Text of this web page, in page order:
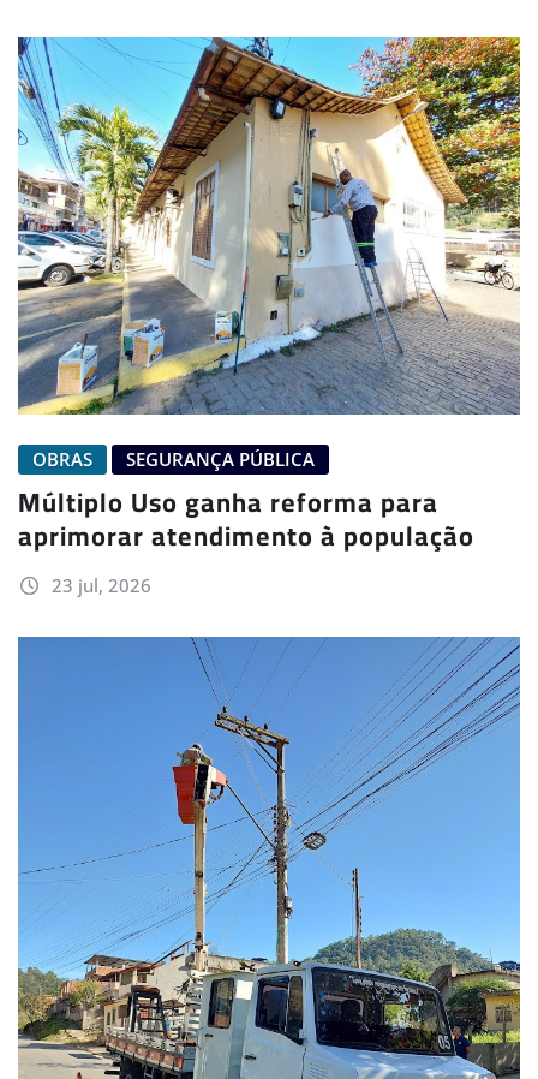
OBRAS SEGURANÇA PÚBLICA
Múltiplo Uso ganha reforma para
aprimorar atendimento à população
23 jul, 2026